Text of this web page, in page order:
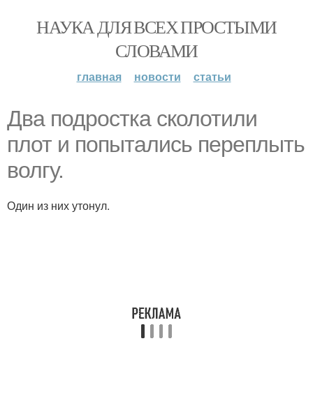
НАУКА ДЛЯ ВСЕХ ПРОСТЫМИ
СЛОВАМИ
главная новости статьи
Два подростка сколотили
плот и попытались переплыть
волгу.
Один из них утонул.